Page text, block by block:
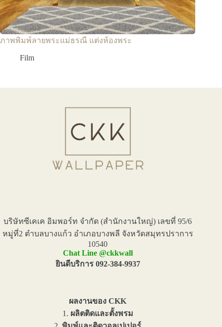
ภาพพิมพ์ลายพระแม่ธรณี แต่งห้องพระ
Film
บริษัทซีเคเค อิมพอร์ท จำกัด (สำนักงานใหญ่) เลขที่ 95/6
หมู่ที่2 ตำบลบางแก้ว อำเภอบางพลี จังหวัดสมุทรปราการ
10540
Chat Line @ckkwall
ยินดีบริการ 092-384-9937
ผลงานของ CKK
1. ผลิตติดและตั้งพรม